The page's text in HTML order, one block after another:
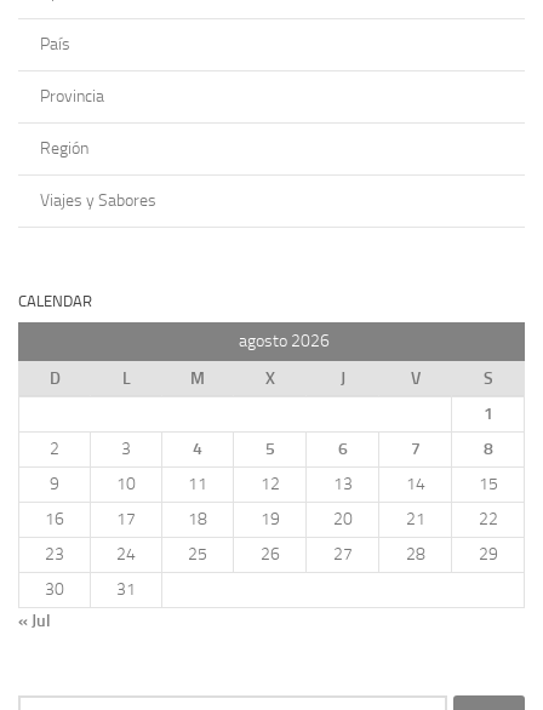
País
Provincia
Región
Viajes y Sabores
CALENDAR
agosto 2026
D
L M X J V
S
1
2
3 4 5 6 7
8
9
10 11 12 13 14
15
16
17 18 19 20 21
22
23
24 25 26 27 28
29
30
31
« Jul